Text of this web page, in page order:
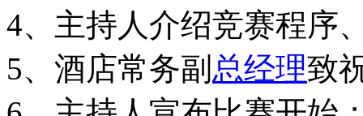
4、主持人介绍竞赛程序
5、酒店常务副 总经理致